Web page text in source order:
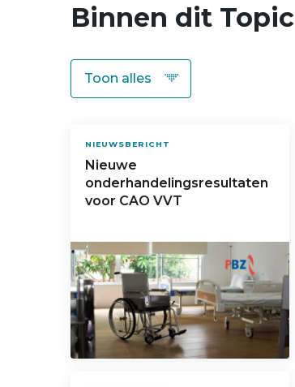
Binnen dit Topic
NIEUWSBERICHT
Nieuwe
onderhandelingsresultaten
voor CAO VVT